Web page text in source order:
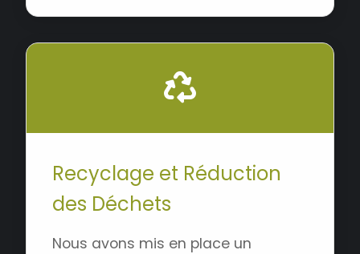
Recyclage et Réduction
des Déchets
Nous avons mis en place un